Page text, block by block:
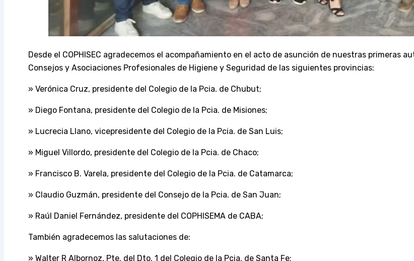
Desde el COPHISEC agradecemos el acompañamiento en el acto de asunción de nuestras primeras
Consejos y Asociaciones Profesionales de Higiene y Seguridad de las siguientes provincias:
» Verónica Cruz, presidente del Colegio de la Pcia. de Chubut;
» Diego Fontana, presidente del Colegio de la Pcia. de Misiones;
» Lucrecia Llano, vicepresidente del Colegio de la Pcia. de San Luis;
» Miguel Villordo, presidente del Colegio de la Pcia. de Chaco;
» Francisco B. Varela, presidente del Colegio de la Pcia. de Catamarca;
» Claudio Guzmán, presidente del Consejo de la Pcia. de San Juan;
» Raúl Daniel Fernández, presidente del COPHISEMA de CABA;
También agradecemos las salutaciones de:
» Walter R Albornoz, Pte. del Dto. 1 del Colegio de la Pcia. de Santa Fe;